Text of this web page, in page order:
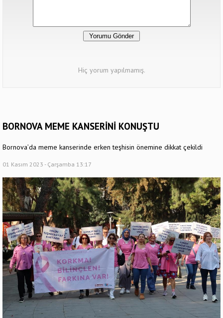
Hiç yorum yapılmamış.
BORNOVA MEME KANSERİNİ KONUŞTU
Bornova’da meme kanserinde erken teşhisin önemine dikkat çekildi
01 Kasım 2023 - Çarşamba 13:17